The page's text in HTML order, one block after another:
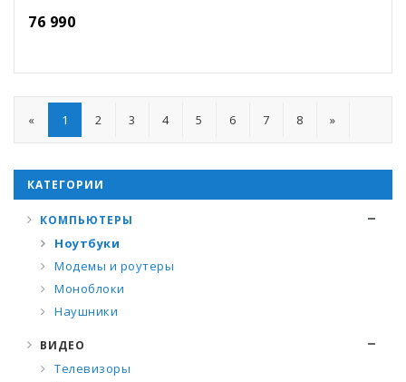
76 990
« 1 2 3 4 5 6 7 8 »
КАТЕГОРИИ
КОМПЬЮТЕРЫ
Ноутбуки
Модемы и роутеры
Моноблоки
Наушники
ВИДЕО
Телевизоры